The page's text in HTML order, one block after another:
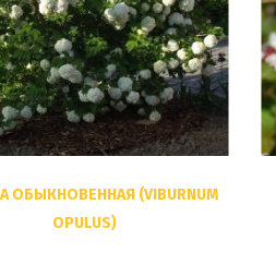
ОБЫКНОВЕННАЯ (VIBURNUM
OPULUS)